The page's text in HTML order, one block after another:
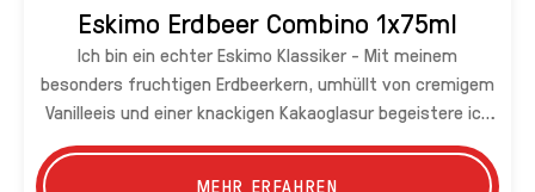
Eskimo Erdbeer Combino 1x75ml
Ich bin ein echter Eskimo Klassiker - Mit meinem
besonders fruchtigen Erdbeerkern, umhüllt von cremigem
Vanilleeis und einer knackigen Kakaoglasur begeistere ich
jeden Erdbeer-Fan.
MEHR ERFAHREN